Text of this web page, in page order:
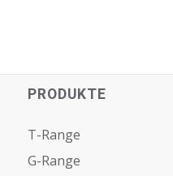
PRODUKTE
T-Range
G-Range